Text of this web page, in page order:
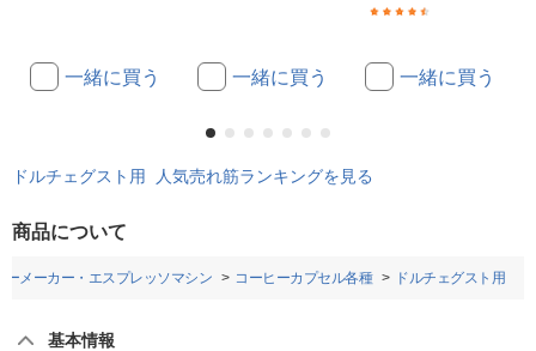
一緒に買う 一緒に買う 一緒に買う
ドルチェグスト用 人気売れ筋ランキングを見る
商品について
ーメーカー・エスプレッソマシン コーヒーカプセル各種 ドルチェグスト用
基本情報